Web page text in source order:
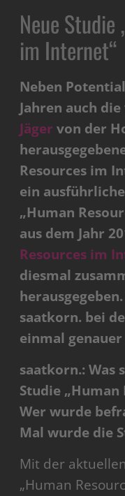
Neue Studie
im Internet“
Neben
Jahren auch die
Jägervon der
Resources im
ein
„Human
aus dem Jahr
Resources im
diesmal
saatkorn. bei
einmal genauer
saatkorn.: Was
Studie „Human
Wer wurde
Mal wurde die
Mit der
„Human